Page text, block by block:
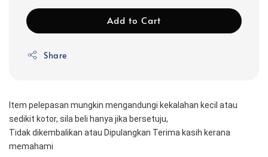
Add to Cart
Share
Item pelepasan mungkin mengandungi kekalahan kecil atau
sedikit kotor, sila beli hanya jika bersetuju,
Tidak dikembalikan atau Dipulangkan Terima kasih kerana
memahami